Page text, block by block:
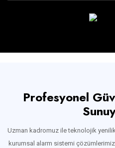
Profesyonel
Uzman kadromuz ile teknolojik
kurumsal alarm sistemi